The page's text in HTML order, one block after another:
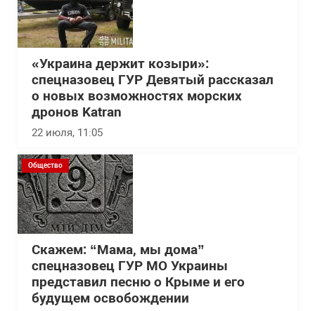
«Украина держит козыри»:
спецназовец ГУР Девятый рассказал
о новых возможностях морских
дронов Katran
22 июля, 11:05
Общество
Скажем: “Мама, мы дома”
спецназовец ГУР МО Украины
представил песню о Крыме и его
будущем освобождении